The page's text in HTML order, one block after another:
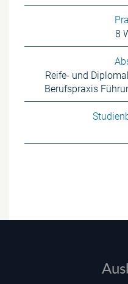
8
Reife- und
Berufspraxis